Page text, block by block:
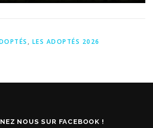
, LES ADOPTÉS 2026
NOUS SUR FACEBOOK !